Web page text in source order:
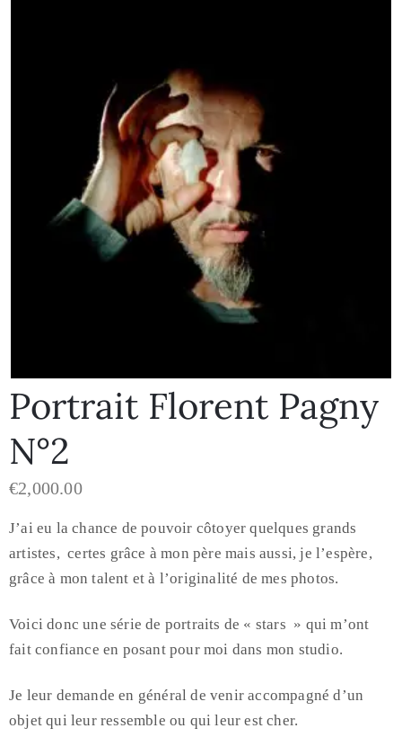
Portrait Florent Pagny
N°2
€2,000.00
J’ai eu la chance de pouvoir côtoyer quelques grands
artistes, certes grâce à mon père mais aussi, je l’espère,
grâce à mon talent et à l’originalité de mes photos.
Voici donc une série de portraits de « stars » qui m’ont
fait confiance en posant pour moi dans mon studio.
Je leur demande en général de venir accompagné d’un
objet qui leur ressemble ou qui leur est cher.